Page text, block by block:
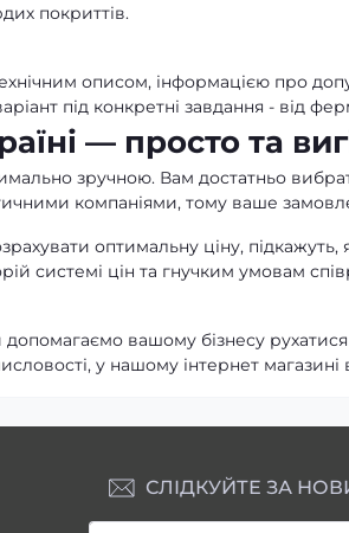
покриттів.
описом, інформацією про
під конкретні завдання - від
— просто та
зручною. Вам достатньо
компаніями, тому ваше
оптимальну ціну,
системі цін та гнучким умовам
вашому бізнесу
у нашому інтернет
СЛІДКУЙТЕ ЗА